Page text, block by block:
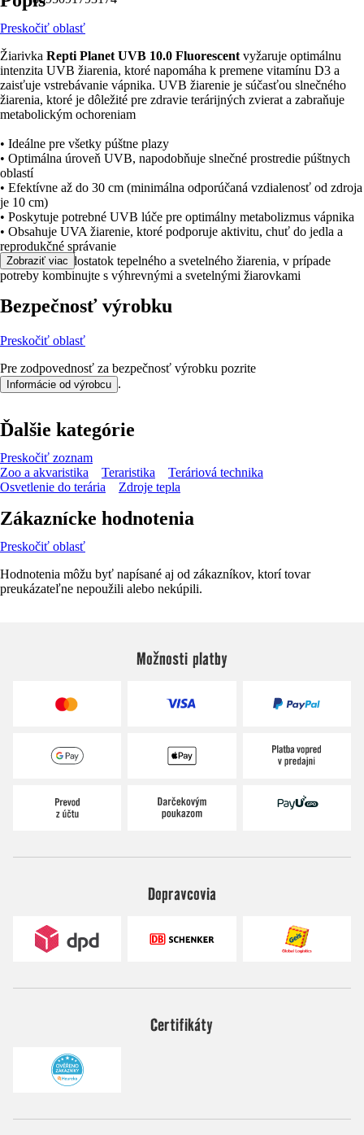
Preskočiť oblasť
Žiarivka Repti Planet UVB 10.0 Fluorescent vyžaruje optimálnu
intenzita UVB žiarenia, ktoré napomáha k premene vitamínu D3 a
zaisťuje vstrebávanie vápnika. UVB žiarenie je súčasťou slnečného
žiarenia, ktoré je dôležité pre zdravie terárijných zvierat a zabraňuje
metabolickým ochoreniam
• Ideálne pre všetky púštne plazy
• Optimálna úroveň UVB, napodobňuje slnečné prostredie púštnych
oblastí
• Efektívne až do 30 cm (minimálna odporúčaná vzdialenosť od zdroja
je 10 cm)
• Poskytuje potrebné UVB lúče pre optimálny metabolizmus vápnika
• Obsahuje UVA žiarenie, ktoré podporuje aktivitu, chuť do jedla a
reprodukčné správanie
• Nevyžaruje dostatok tepelného a svetelného žiarenia, v prípade
potreby kombinujte s výhrevnými a svetelnými žiarovkami
Zobraziť viac
Bezpečnosť výrobku
Preskočiť oblasť
Pre zodpovednosť za bezpečnosť výrobku pozrite
Informácie od výrobcu .
Ďalšie kategórie
Preskočiť zoznam
Zoo a akvaristika
Teraristika
Teráriová technika
Osvetlenie do terária
Zdroje tepla
Zákaznícke hodnotenia
Preskočiť oblasť
Hodnotenia môžu byť napísané aj od zákazníkov, ktorí tovar
preukázateľne nepoužili alebo nekúpili.
Možnosti platby
Dopravcovia
Certifikáty